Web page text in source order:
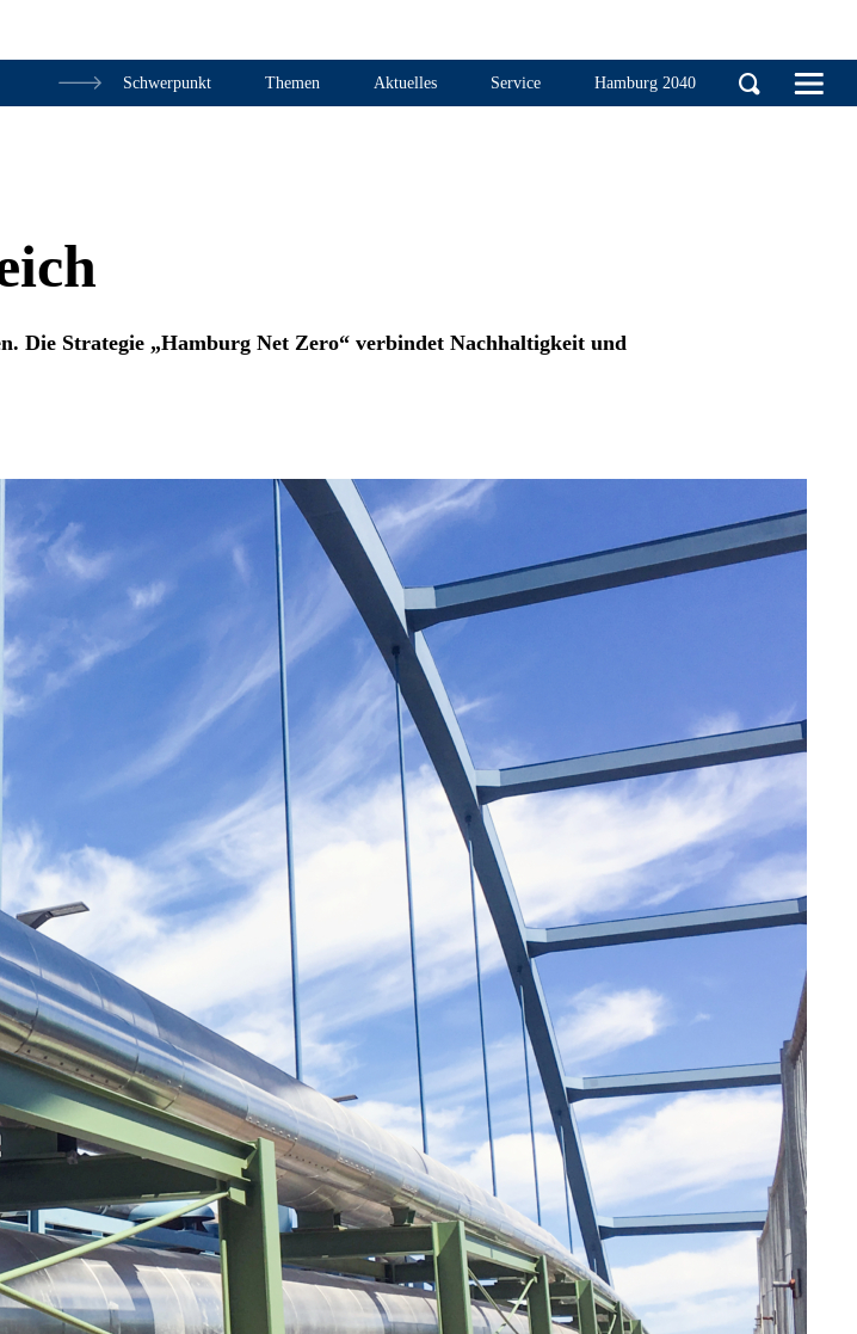
Handelskammer
Schwerpunkt Themen Aktuelles Service Hamburg 2040
Die Strategie „Hamburg Net Zero“ verbindet Nachhaltigkeit und